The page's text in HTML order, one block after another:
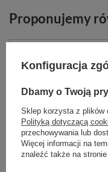
Proponujemy
Mediwax krem
Konfiguracja
Dbamy o Twoją
Sklep korzysta z plików
Polityką dotyczącą
przechowywania lub
Więcej informacji na
znaleźć także na stronie